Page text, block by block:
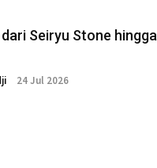
Seiryu Stone hingga
24 Jul 2026